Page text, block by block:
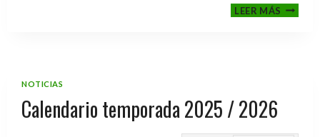
LEER MÁSFASE
NOTICIAS
Calendario temporada 2025 / 2026